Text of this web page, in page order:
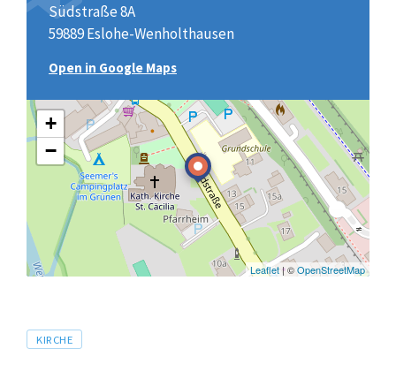
Südstraße 8A
59889 Eslohe-Wenholthausen
Open in Google Maps
+
−
Leaflet| ©OpenStreetMap
Tags
KIRCHE